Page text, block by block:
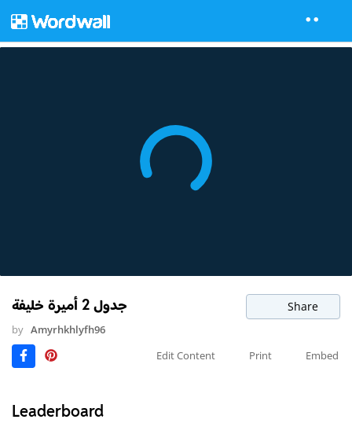
جدول 2 أميرة خليفة Share
by Amyrhkhlyfh96
Edit Content
Print Embed
Leaderboard